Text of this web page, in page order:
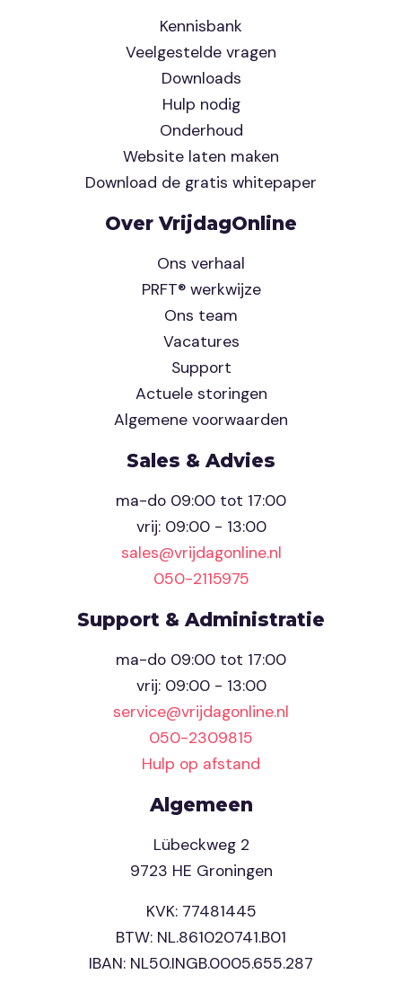
Kennisbank
Veelgestelde vragen
Downloads
Hulp nodig
Onderhoud
Website laten maken
Download de gratis whitepaper
Over VrijdagOnline
Ons verhaal
PRFT® werkwijze
Ons team
Vacatures
Support
Actuele storingen
Algemene voorwaarden
Sales & Advies
ma-do 09:00 tot 17:00
vrij: 09:00 - 13:00
sales@vrijdagonline.nl
050-2115975
Support & Administratie
ma-do 09:00 tot 17:00
vrij: 09:00 - 13:00
service@vrijdagonline.nl
050-2309815
Hulp op afstand
Algemeen
Lübeckweg 2
9723 HE Groningen
KVK: 77481445
BTW: NL.861020741.B01
IBAN: NL50.INGB.0005.655.287